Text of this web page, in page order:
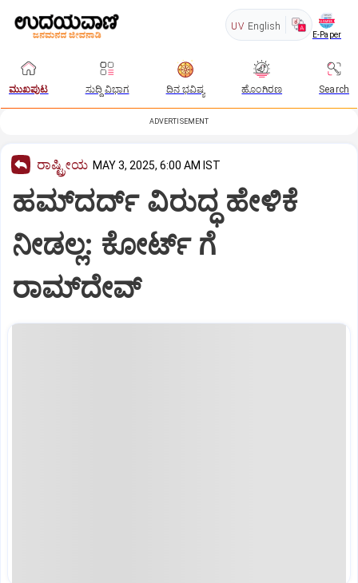
UV English
E-Paper
ಮುಖಪುಟ ಸುದ್ದಿ ವಿಭಾಗ ದಿನ ಭವಿಷ್ಯ ಹೊಂಗಿರಣ Search
ADVERTISEMENT
ರಾಷ್ಟ್ರೀಯ MAY 3, 2025, 6:00 AM IST
ಹಮ್‌ದರ್ದ್‌ ವಿರುದ್ಧ ಹೇಳಿಕೆ
ನೀಡಲ್ಲ: ಕೋರ್ಟ್ ಗೆ
ರಾಮ್‌ದೇವ್‌